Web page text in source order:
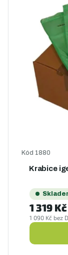
Krabice
Kód 1880
1 090 Kč bez
1 319 Kč